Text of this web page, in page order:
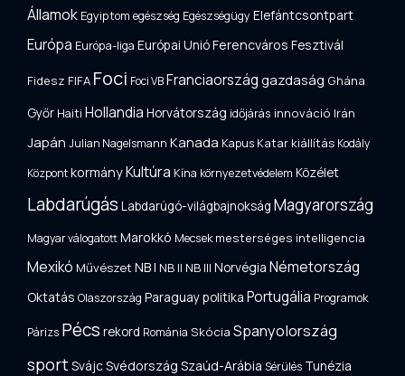
Államok Egyiptom egészség Egészségügy Elefántcsontpart
Európa Európa-liga Európai UnióFerencváros Fesztivál
Fidesz FIFA Foci Foci VBFranciaország gazdaság Ghána
Győr Haiti Hollandia Horvátország időjárás innováció Irán
Japán Julian Nagelsmann Kanada Kapus Katar kiállítás Kodály
KözpontkormányKultúra Kína környezetvédelem Közélet
Labdarúgás Labdarúgó-világbajnokság Magyarország
Magyar válogatottMarokkó Mecsek mesterséges intelligencia
Mexikó Művészet NB I NB II NB III Norvégia Németország
Oktatás Olaszország Paraguaypolitika Portugália Programok
Párizs Pécs rekord Románia Skócia Spanyolország
sportSvájcSvédország Szaúd-Arábia Sérülés Tunézia